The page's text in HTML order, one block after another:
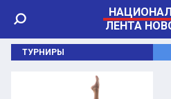
ЛЕНТА
ТУРНИРЫ